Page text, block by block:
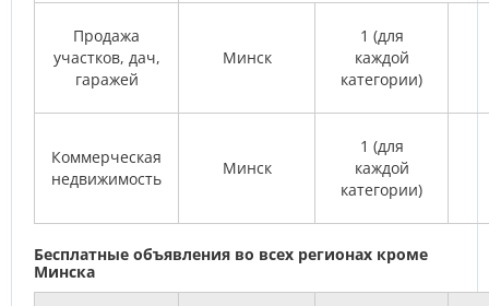
Продажа
участков, дач,
гаражей
Минск
1 (для
каждой
категории)
Коммерческая
недвижимость
Минск
1 (для
каждой
категории)
Бесплатные объявления во всех регионах кроме
Минска